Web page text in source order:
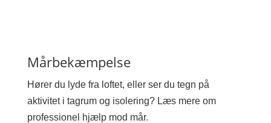
Mårbekæmpelse
Hører du lyde fra loftet, eller ser du tegn på
aktivitet i tagrum og isolering? Læs mere om
professionel hjælp mod mår.